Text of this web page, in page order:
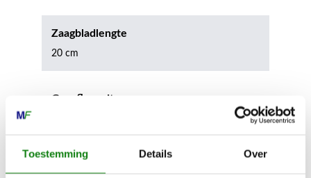
Toestemming Details Over
Zaagbladlengte
20 cm
Groefbreedte